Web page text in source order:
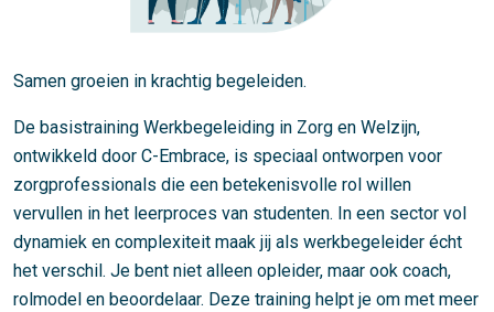
Samen groeien in krachtig begeleiden.
De basistraining Werkbegeleiding in Zorg en Welzijn,
ontwikkeld door C-Embrace, is speciaal ontworpen voor
zorgprofessionals die een betekenisvolle rol willen
vervullen in het leerproces van studenten. In een sector vol
dynamiek en complexiteit maak jij als werkbegeleider écht
het verschil. Je bent niet alleen opleider, maar ook coach,
rolmodel en beoordelaar. Deze training helpt je om met meer